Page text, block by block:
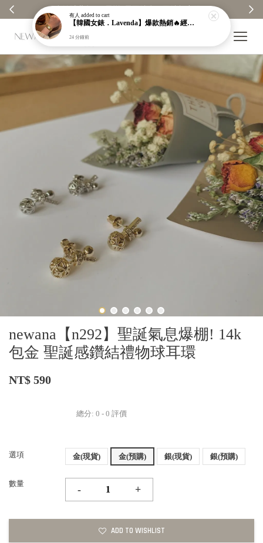
newana【n292】聖誕氣息爆棚! 14k
包金 聖誕感鑽結禮物球耳環
NT$ 590
總分: 0 - 0 評價
選項 金(現貨) 金(預購) 銀(現貨) 銀(預購)
數量
- +
ADD TO WISHLIST
有人 added to cart
【韓國女錶．Lavenda】爆款熱銷🔥經典之作老錢風編織紋理奢華金錶【nk64】
24 分鐘前